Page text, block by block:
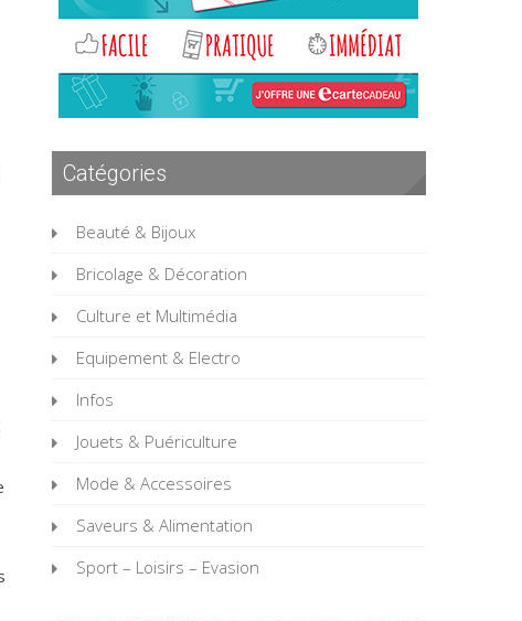
Catégories
Beauté & Bijoux
Bricolage & Décoration
Culture et Multimédia
Equipement & Electro
Infos
Jouets & Puériculture
Mode & Accessoires
Saveurs & Alimentation
Sport – Loisirs – Evasion